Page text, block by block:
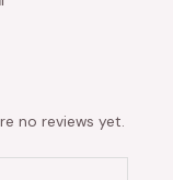
no reviews yet.